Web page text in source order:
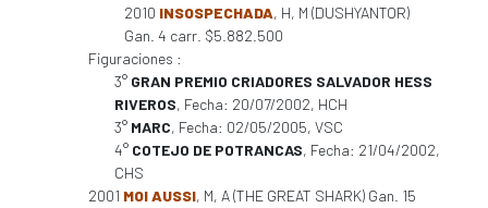
2010 INSOSPECHADA, H, M (DUSHYANTOR)
Gan. 4 carr. $5.882.500
Figuraciones :
3° GRAN PREMIO CRIADORES SALVADOR HESS
RIVEROS, Fecha: 20/07/2002, HCH
3° MARC, Fecha: 02/05/2005, VSC
4° COTEJO DE POTRANCAS, Fecha: 21/04/2002,
CHS
2001 MOI AUSSI, M, A (THE GREAT SHARK) Gan. 15